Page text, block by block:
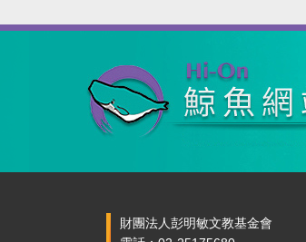
財團法人彭明敏文教基金會